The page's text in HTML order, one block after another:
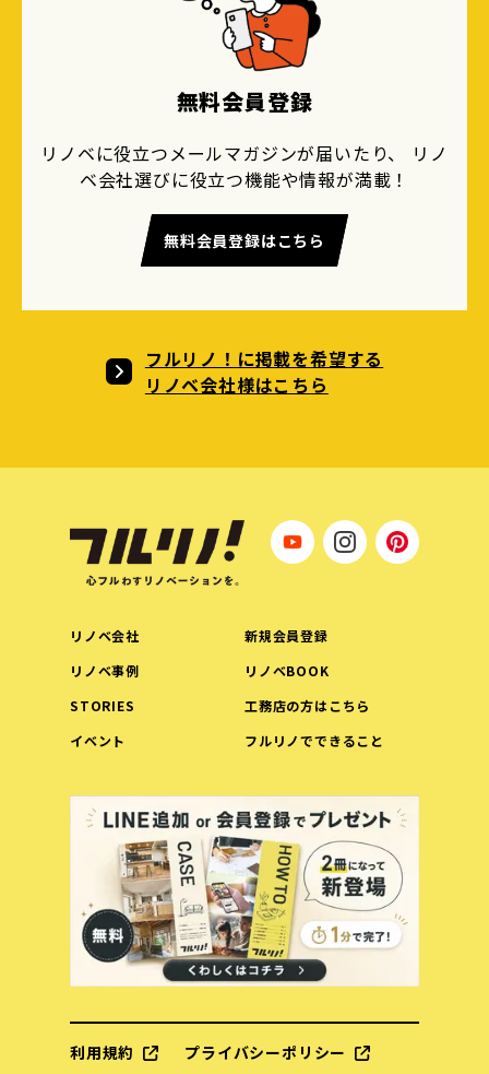
無料会員登録
リノベに役立つメールマガジンが届いたり、 リノ
ベ会社選びに役立つ機能や情報が満載！
無料会員登録はこちら
フルリノ！に掲載を希望する
リノベ会社様はこちら
リノベ会社
新規会員登録
リノベ事例
リノベBOOK
STORIES
工務店の方はこちら
イベント
フルリノでできること
利用規約
プライバシーポリシー